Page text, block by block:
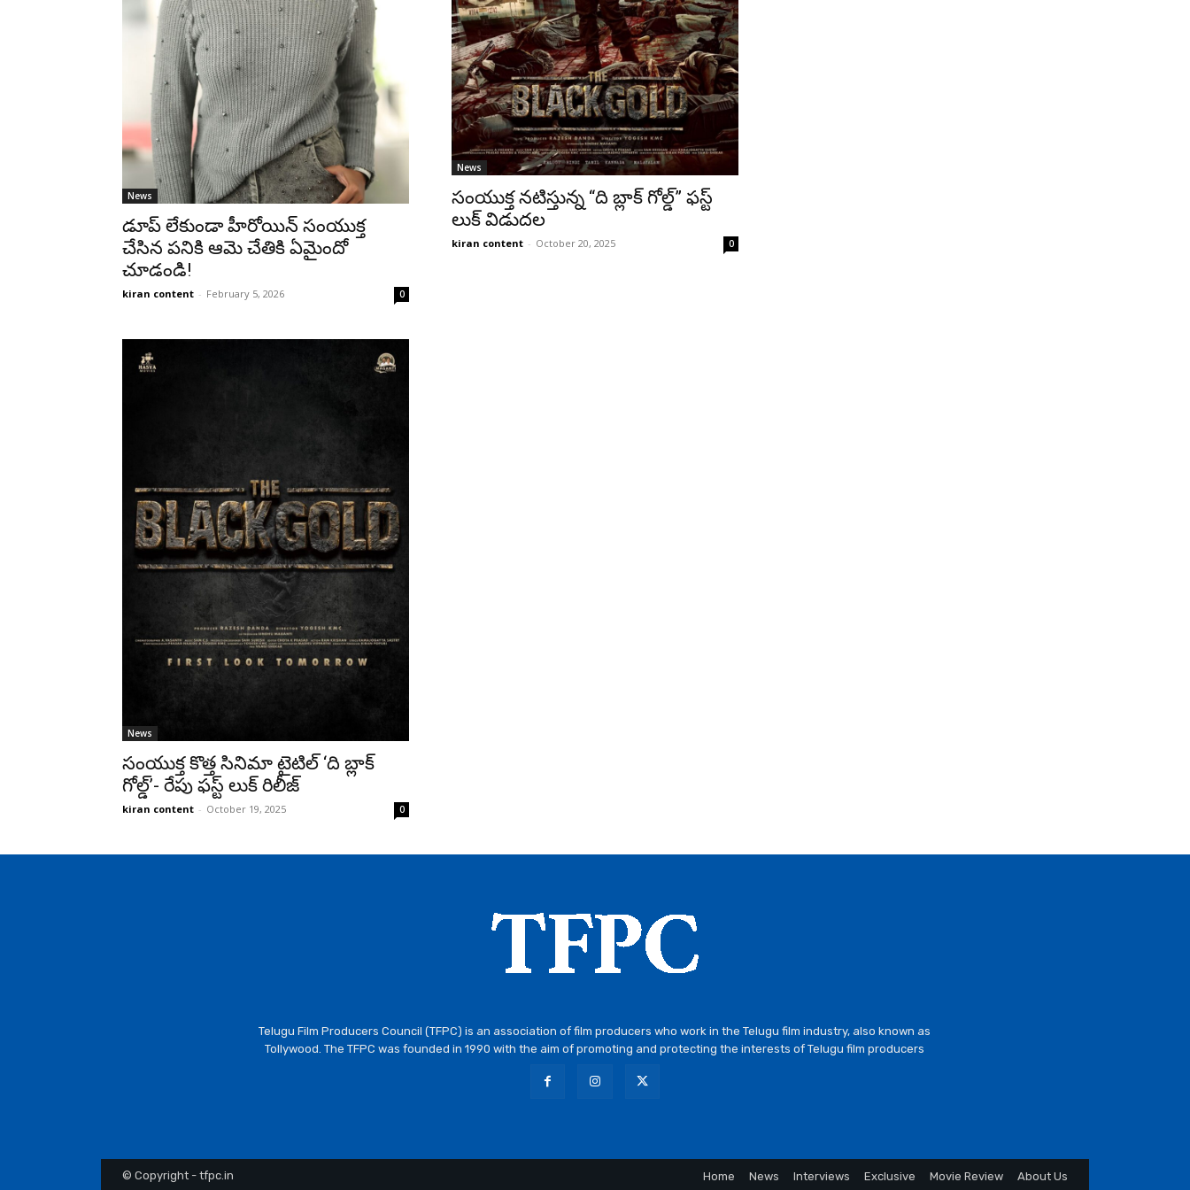
News
డూప్ లేకుండా హీరోయిన్ సంయుక్త
చేసిన పనికి ఆమె చేతికి ఏమైందో
చూడండి!
kiran content - February 5, 2026 0
News
సంయుక్త నటిస్తున్న “ది బ్లాక్ గోల్డ్” ఫస్ట్
లుక్ విడుదల
kiran content - October 20, 2025 0
News
సంయుక్త కొత్త సినిమా టైటిల్ ‘ది బ్లాక్
గోల్డ్’- రేపు ఫస్ట్ లుక్ రిలీజ్
kiran content - October 19, 2025 0
Telugu Film Producers Council (TFPC) is an association of film producers who work in the Telugu film industry, also known as
Tollywood. The TFPC was founded in 1990 with the aim of promoting and protecting the interests of Telugu film producers
© Copyright - tfpc.in Home News Interviews Exclusive Movie Review About Us